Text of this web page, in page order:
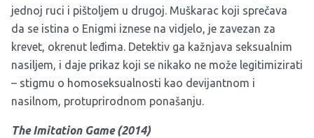
jednoj ruci i pištoljem u drugoj. Muškarac koji sprečava
da se istina o Enigmi iznese na vidjelo, je zavezan za
krevet, okrenut leđima. Detektiv ga kažnjava seksualnim
nasiljem, i daje prikaz koji se nikako ne može legitimizirati
– stigmu o homoseksualnosti kao devijantnom i
nasilnom, protuprirodnom ponašanju.
The Imitation Game (2014)